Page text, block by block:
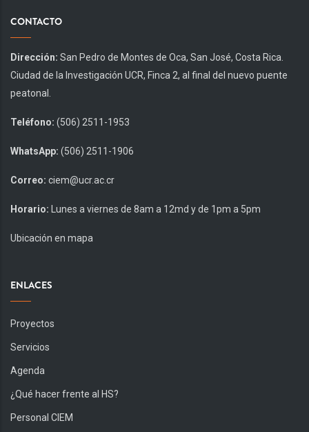
CONTACTO
Dirección: San Pedro de Montes de Oca, San José, Costa Rica.
Ciudad de la Investigación UCR, Finca 2, al final del nuevo puente
peatonal.
Teléfono: (506) 2511-1953
WhatsApp: (506) 2511-1906
Correo: ciem@ucr.ac.cr
Horario: Lunes a viernes de 8am a 12md y de 1pm a 5pm
Ubicación en mapa
ENLACES
Proyectos
Servicios
Agenda
¿Qué hacer frente al HS?
Personal CIEM